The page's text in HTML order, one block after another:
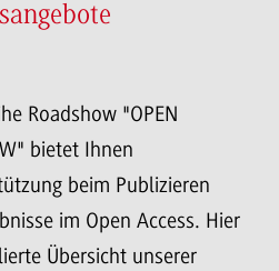
Roadshow "OPEN
bietet Ihnen
beim Publizieren
im Open Access. Hier
Übersicht unserer